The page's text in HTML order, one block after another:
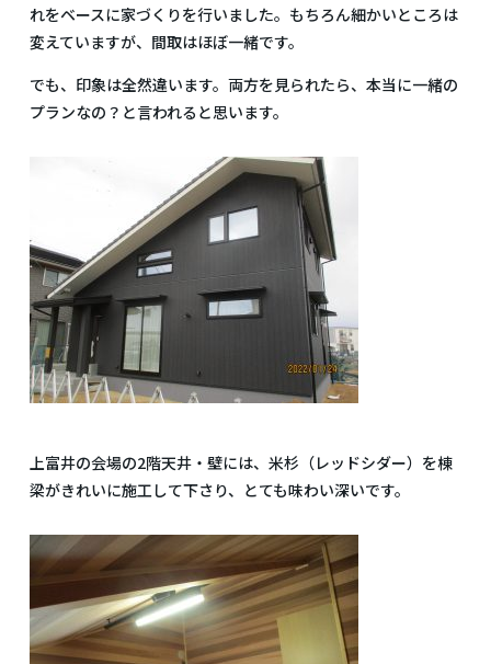
れをベースに家づくりを行いました。もちろん細かいところは
変えていますが、間取はほぼ一緒です。
でも、印象は全然違います。両方を見られたら、本当に一緒の
プランなの？と言われると思います。
上富井の会場の2階天井・壁には、米杉（レッドシダー）を棟
梁がきれいに施工して下さり、とても味わい深いです。